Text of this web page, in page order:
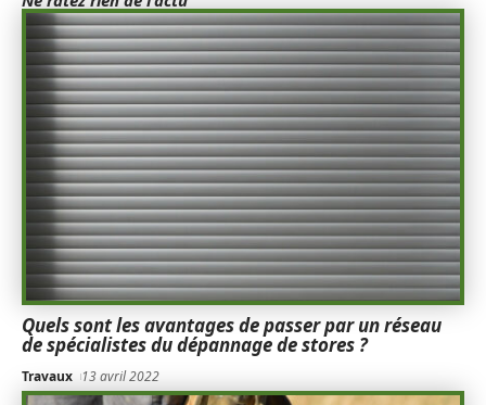
Quels sont les avantages de passer par un réseau
de spécialistes du dépannage de stores ?
Travaux 13 avril 2022